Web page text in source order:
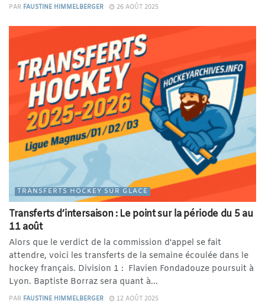
PAR FAUSTINE HIMMELBERGER 26 AOÛT 2025
TRANSFERTS HOCKEY SUR GLACE
Transferts d’intersaison : Le point sur la période du 5 au
11 août
Alors que le verdict de la commission d'appel se fait
attendre, voici les transferts de la semaine écoulée dans le
hockey français. Division 1 : Flavien Fondadouze poursuit à
Lyon. Baptiste Borraz sera quant à...
PAR FAUSTINE HIMMELBERGER 12 AOÛT 2025